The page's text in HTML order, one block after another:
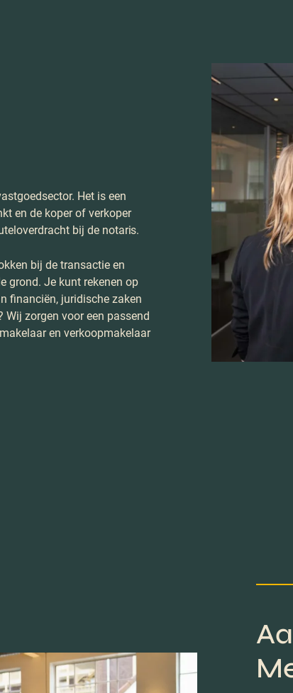
Het is een
en de koper of verkoper
bij de notaris.
bij de transactie en
grond. Je kunt rekenen op
financiën, juridische zaken
Wij zorgen voor een passend
en verkoopmakelaar